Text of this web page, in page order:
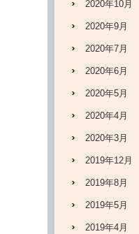
2020年10月
2020年9月
2020年7月
2020年6月
2020年5月
2020年4月
2020年3月
2019年12月
2019年8月
2019年5月
2019年4月